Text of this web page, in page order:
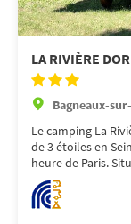
LA RIVIÈRE
Bagneaux-
Le camping La
de 3 étoiles en
heure de Paris.